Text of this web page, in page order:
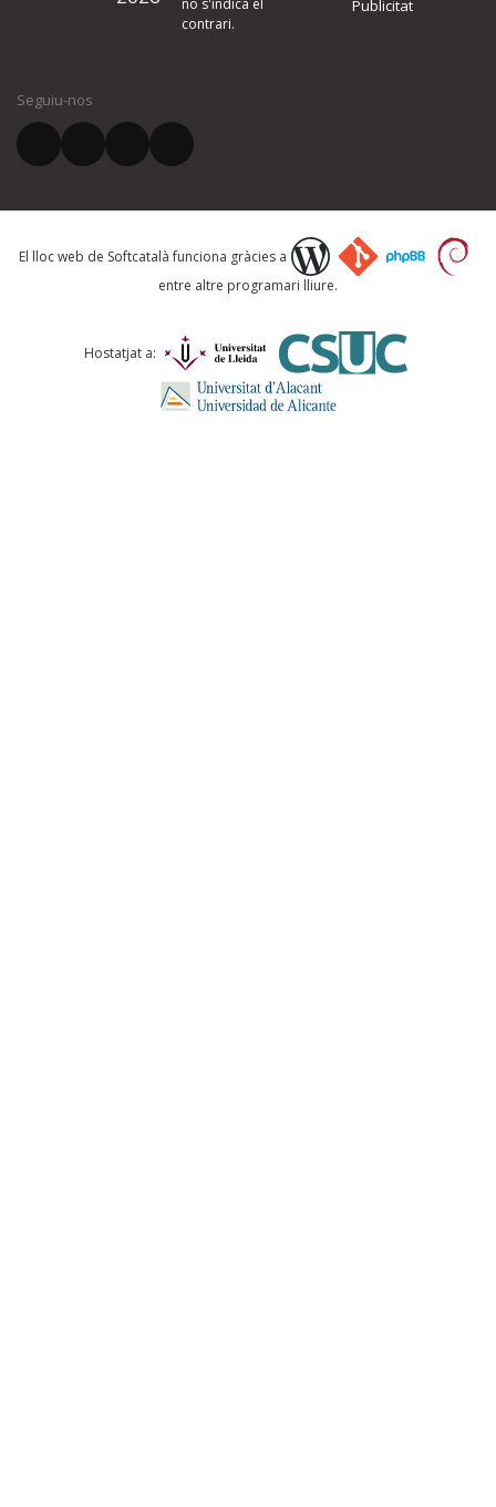
El vostre correu electrònic *
Què proposeu?
Comentari *
no s'indica el
contrari.
Publicitat
Seguiu-nos
El lloc web de Softcatalà funciona gràcies a
entre altre programari lliure.
Hostatjat a: